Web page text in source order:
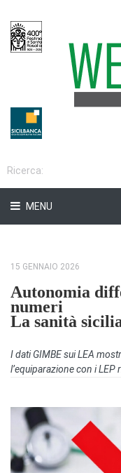
MENU
15 GENNAIO 2026
Autonomia
numeri
La sanità
I dati GIMBE sui LEA
l’equiparazione con i